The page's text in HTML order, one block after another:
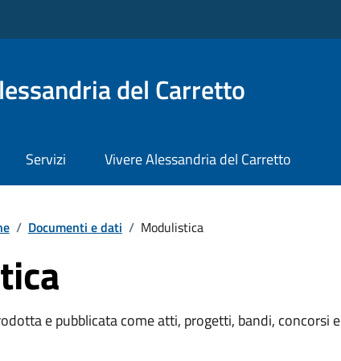
del Carretto
Servizi Vivere Alessandria del Carretto
/ Documenti e dati / Modulistica
e pubblicata come atti, progetti, bandi, concorsi e